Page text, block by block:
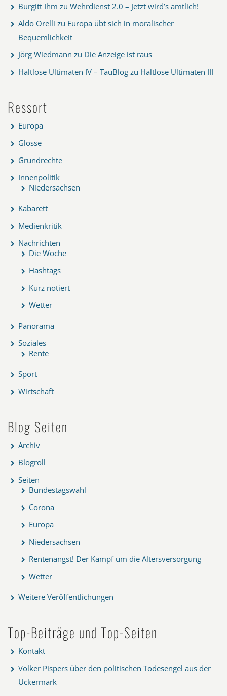
Burgitt Ihm zu Wehrdienst 2.0 – Jetzt wird’s amtlich!
Aldo Orelli zu Europa übt sich in moralischer
Bequemlichkeit
Jörg Wiedmann zu Die Anzeige ist raus
Haltlose Ultimaten IV – TauBlog zu Haltlose Ultimaten III
Ressort
Europa
Glosse
Grundrechte
Innenpolitik
Niedersachsen
Kabarett
Medienkritik
Nachrichten
Die Woche
Hashtags
Kurz notiert
Wetter
Panorama
Soziales
Rente
Sport
Wirtschaft
Blog Seiten
Archiv
Blogroll
Seiten
Bundestagswahl
Corona
Europa
Niedersachsen
Rentenangst! Der Kampf um die Altersversorgung
Wetter
Weitere Veröffentlichungen
Top-Beiträge und Top-Seiten
Kontakt
Volker Pispers über den politischen Todesengel aus der
Uckermark